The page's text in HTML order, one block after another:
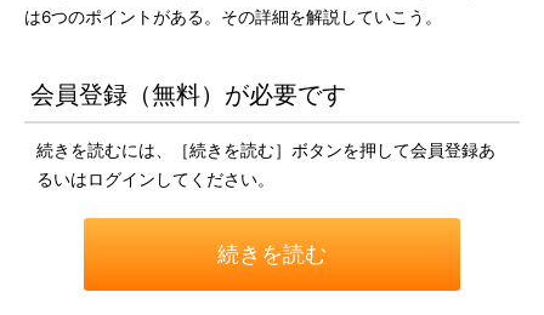
は6つのポイントがある。その詳細を解説していこう。
会員登録（無料）が必要です
続きを読むには、［続きを読む］ボタンを押して会員登録あ
るいはログインしてください。
続きを読む